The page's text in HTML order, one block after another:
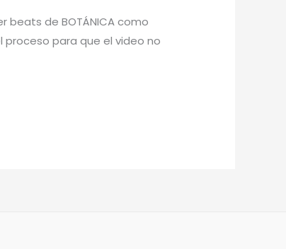
beats de BOTÁNICA como
proceso para que el video no